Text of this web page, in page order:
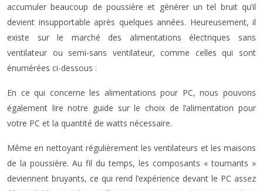
accumuler beaucoup de poussière et générer un tel bruit qu’il
devient insupportable après quelques années. Heureusement, il
existe sur le marché des alimentations électriques sans
ventilateur ou semi-sans ventilateur, comme celles qui sont
énumérées ci-dessous :
En ce qui concerne les alimentations pour PC, nous pouvons
également lire notre guide sur le choix de l’alimentation pour
votre PC et la quantité de watts nécessaire.
Même en nettoyant régulièrement les ventilateurs et les maisons
de la poussière. Au fil du temps, les composants « tournants »
deviennent bruyants, ce qui rend l’expérience devant le PC assez